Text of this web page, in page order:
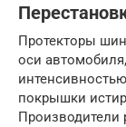
Протекторы
оси
покрышки
Производители